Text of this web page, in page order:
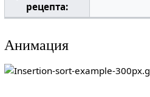
рецепта:
Анимация